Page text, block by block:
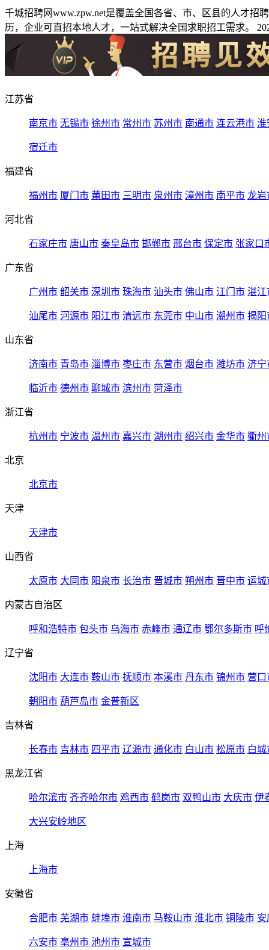
千城招聘网www.zpw.net是覆盖全国各省、市、区县的人才
历，企业可直招本地人才，一站式解决全国求职招工需求。
江苏省
南京市 无锡市 徐州市 常州市 苏州市 南通市 连云港市 淮
宿迁市
福建省
福州市 厦门市 莆田市 三明市 泉州市 漳州市 南平市 龙岩
河北省
石家庄市 唐山市 秦皇岛市 邯郸市 邢台市 保定市 张家口
广东省
广州市 韶关市 深圳市 珠海市 汕头市 佛山市 江门市 湛江
汕尾市 河源市 阳江市 清远市 东莞市 中山市 潮州市 揭阳
山东省
济南市 青岛市 淄博市 枣庄市 东营市 烟台市 潍坊市 济宁
临沂市 德州市 聊城市 滨州市 菏泽市
浙江省
杭州市 宁波市 温州市 嘉兴市 湖州市 绍兴市 金华市 衢州
北京
北京市
天津
天津市
山西省
太原市 大同市 阳泉市 长治市 晋城市 朔州市 晋中市 运城
内蒙古自治区
呼和浩特市 包头市 乌海市 赤峰市 通辽市 鄂尔多斯市 呼
辽宁省
沈阳市 大连市 鞍山市 抚顺市 本溪市 丹东市 锦州市 营口
朝阳市 葫芦岛市 金普新区
吉林省
长春市 吉林市 四平市 辽源市 通化市 白山市 松原市 白城
黑龙江省
哈尔滨市 齐齐哈尔市 鸡西市 鹤岗市 双鸭山市 大庆市 伊
大兴安岭地区
上海
上海市
安徽省
合肥市 芜湖市 蚌埠市 淮南市 马鞍山市 淮北市 铜陵市 安
六安市 亳州市 池州市 宣城市